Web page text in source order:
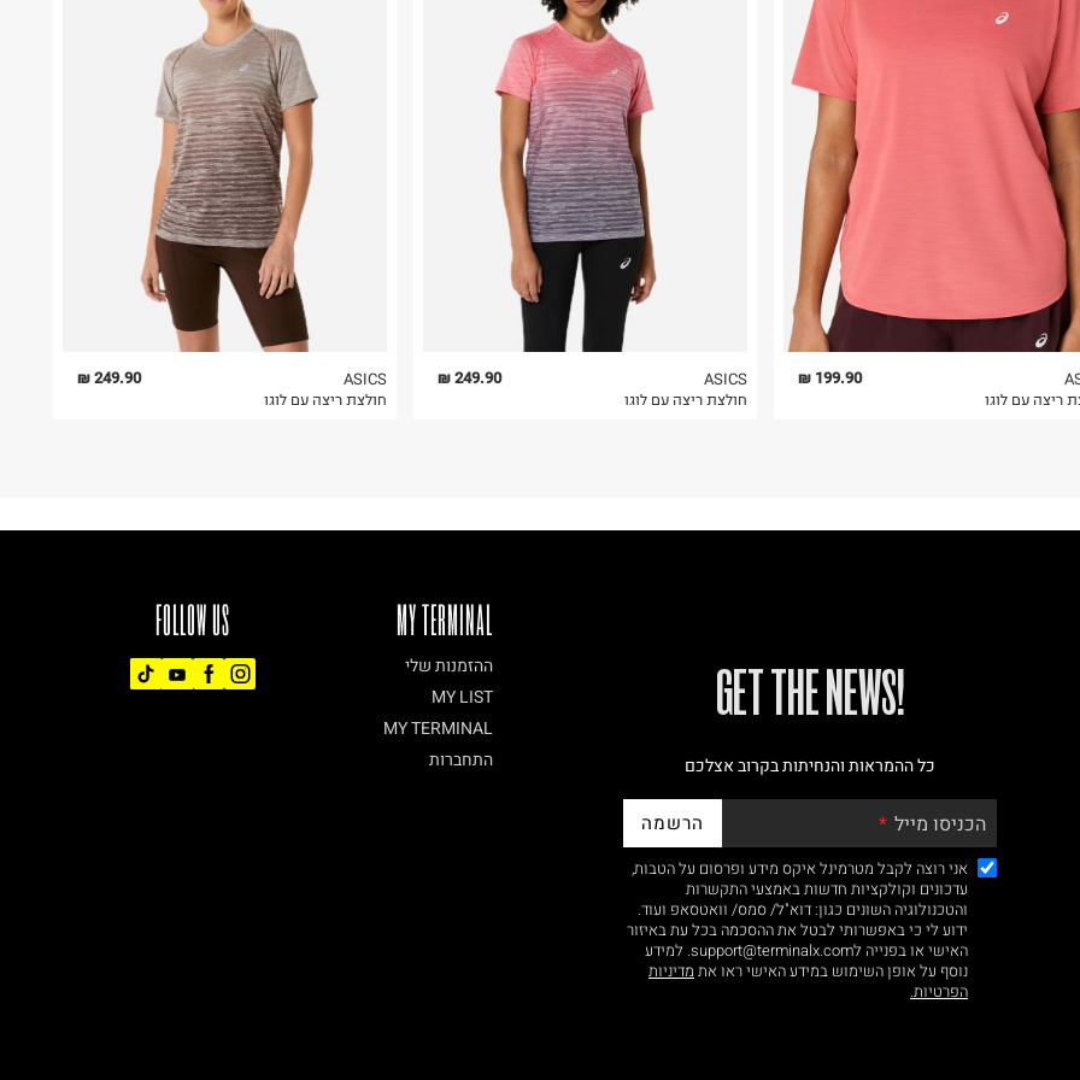
באתר בלבד
בלבד. לא ניתן
249.90 ₪
ASICS
חולצת ריצה עם לוגו
249.90 ₪
ASICS
חולצת ריצה עם לוגו
199.90 ₪
ריצה עם לוגו
FOLLOW US MY TERMINAL
ההזמנות שלי
MY LIST
MY TERMINAL
התחברות
!GET THE NEWS
כל ההמראות והנחיתות בקרוב אצלכם
הכניסו מייל הרשמה
אני רוצה לקבל מטרמינל איקס מידע ופרסום על הטבות,
עדכונים וקולקציות חדשות באמצעי התקשרות
והטכנולוגיה השונים כגון: דוא"ל/ סמס/ וואטסאפ ועוד.
ידוע לי כי באפשרותי לבטל את ההסכמה בכל עת באיזור
האישי או בפנייה לsupport@terminalx.com. למידע
נוסף על אופן השימוש במידע האישי ראו את מדיניות
הפרטיות.